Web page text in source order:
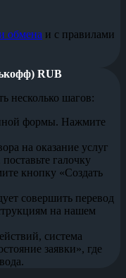
обмена и с правилами
RUB
несколько шагов:
формы. Нажмите
на оказание услуг
галочку
кнопку «Создать
совершить перевод
на нашем
система
заявки», где